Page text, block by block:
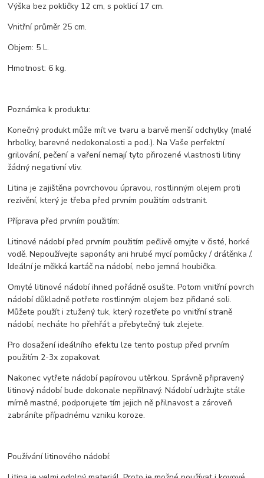
Výška bez pokličky 12 cm, s poklicí 17 cm.
Vnitřní průměr 25 cm.
Objem: 5 L.
Hmotnost: 6 kg.
Poznámka k produktu:
Konečný produkt může mít ve tvaru a barvě menší odchylky (malé
hrbolky, barevné nedokonalosti a pod.). Na Vaše perfektní
grilování, pečení a vaření nemají tyto přirozené vlastnosti litiny
žádný negativní vliv.
Litina je zajištěna povrchovou úpravou, rostlinným olejem proti
rezivění, který je třeba před prvním použitím odstranit.
Příprava před prvním použitím:
Litinové nádobí před prvním použitím pečlivě omyjte v čisté, horké
vodě. Nepoužívejte saponáty ani hrubé mycí pomůcky / drátěnka /.
Ideální je měkká kartáč na nádobí, nebo jemná houbička.
Omyté litinové nádobí ihned pořádně osušte. Potom vnitřní povrch
nádobí důkladně potřete rostlinným olejem bez přidané soli.
Můžete použít i ztužený tuk, který rozetřete po vnitřní straně
nádobí, necháte ho přehřát a přebytečný tuk zlejete.
Pro dosažení ideálního efektu lze tento postup před prvním
použitím 2-3x zopakovat.
Nakonec vytřete nádobí papírovou utěrkou. Správně připravený
litinový nádobí bude dokonale nepřilnavý. Nádobí udržujte stále
mírně mastné, podporujete tím jejich ně přilnavost a zároveň
zabráníte případnému vzniku koroze.
Používání litinového nádobí: